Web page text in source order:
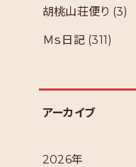
胡桃山荘便り (3)
Ｍｓ日記(311)
アーカイブ
2026年